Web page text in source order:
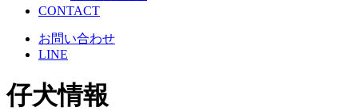
CONTACT
お問い合わせ
LINE
仔犬情報